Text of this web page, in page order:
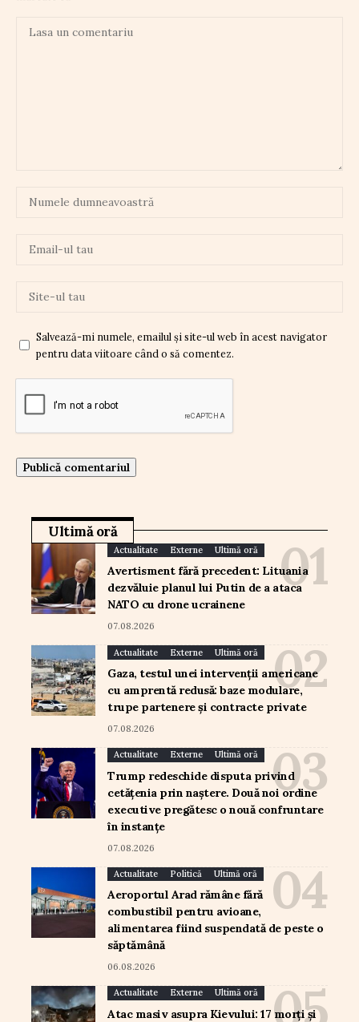
Salvează-mi numele, emailul și site-ul web în acest navigator
pentru data viitoare când o să comentez.
Ultimă oră
Actualitate Externe Ultimă oră
Avertisment fără precedent: Lituania
dezvăluie planul lui Putin de a ataca
NATO cu drone ucrainene
07.08.2026
Actualitate Externe Ultimă oră
Gaza, testul unei intervenții americane
cu amprentă redusă: baze modulare,
trupe partenere și contracte private
07.08.2026
Actualitate Externe Ultimă oră
Trump redeschide disputa privind
cetățenia prin naștere. Două noi ordine
executive pregătesc o nouă confruntare
în instanțe
07.08.2026
Actualitate Politică Ultimă oră
Aeroportul Arad rămâne fără
combustibil pentru avioane,
alimentarea fiind suspendată de peste o
săptămână
06.08.2026
Actualitate Externe Ultimă oră
Atac masiv asupra Kievului: 17 morți și